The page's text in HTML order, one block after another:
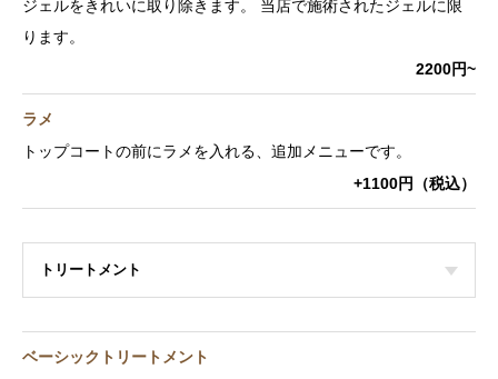
ジェルをきれいに取り除きます。 当店で施術されたジェルに限
ります。
2200円~
ラメ
トップコートの前にラメを入れる、追加メニューです。
+1100円（税込）
トリートメント
ベーシックトリートメント